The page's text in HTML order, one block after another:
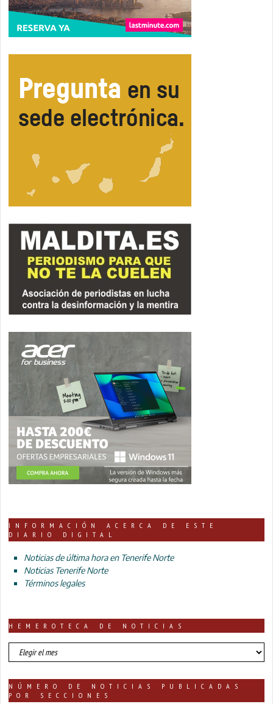
INFORMACIÓN ACERCA DE ESTE
DIARIO DIGITAL
Noticias de última hora en Tenerife Norte
Noticias Tenerife Norte
Términos legales
HEMEROTECA DE NOTICIAS
HEMEROTECA
DE
NÚMERO DE NOTICIAS PUBLICADAS
POR SECCIONES